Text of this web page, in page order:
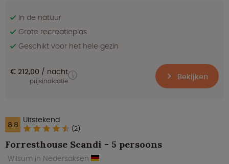
In de natuur
Grote recreatieplas
Geschikt voor het hele gezin
€ 212,00 nacht
prijsindicatie Bekijken
8.8 Uitstekend
(2)
Forresthouse Scandi - 5 persoons
Wilsum in Nedersaksen